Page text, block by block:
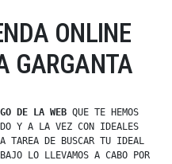
ONLINE
GARGANTA
DE LA WEB QUE TE HEMOS
Y A LA VEZ CON IDEALES
TAREA DE BUSCAR TU IDEAL
LO LLEVAMOS A CABO POR